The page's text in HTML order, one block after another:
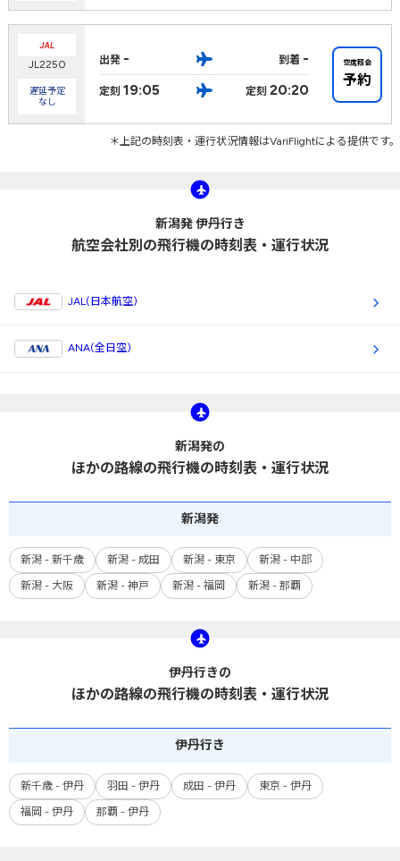
JL2250
遅延予定
なし
出発 - 到着 -
定刻 19:05 定刻 20:20
空席照会
予約
＊上記の時刻表・運行状況情報はVariFlightによる提供です。
新潟発 伊丹行き
航空会社別の飛行機の時刻表・運行状況
JAL(日本航空)
ANA(全日空)
新潟発の
ほかの路線の飛行機の時刻表・運行状況
新潟発
新潟 - 新千歳 新潟 - 成田 新潟 - 東京 新潟 - 中部
新潟 - 大阪 新潟 - 神戸 新潟 - 福岡 新潟 - 那覇
伊丹行きの
ほかの路線の飛行機の時刻表・運行状況
伊丹行き
新千歳 - 伊丹 羽田 - 伊丹 成田 - 伊丹 東京 - 伊丹
福岡 - 伊丹 那覇 - 伊丹